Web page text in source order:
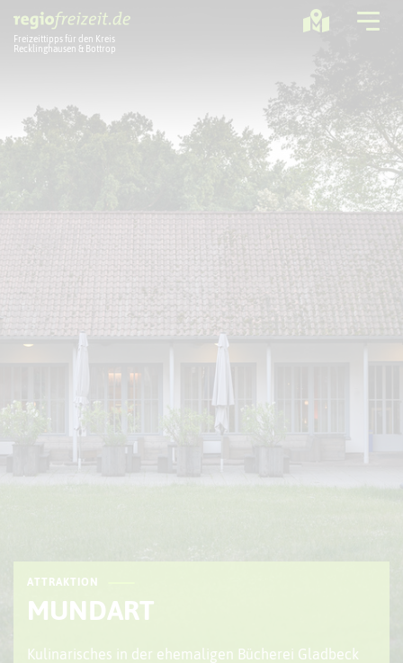
Freizeittipps für den Kreis
Recklinghausen & Bottrop
Sport + Bewegung
ATTRAKTION
MUNDART
Kulinarisches in der ehemaligen Bücherei Gladbeck